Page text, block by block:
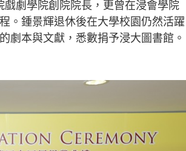
劇學院創院院長，更曾在浸會學院
。鍾景輝退休後在大學校園仍然活躍
劇本與文獻，悉數捐予浸大圖書館。